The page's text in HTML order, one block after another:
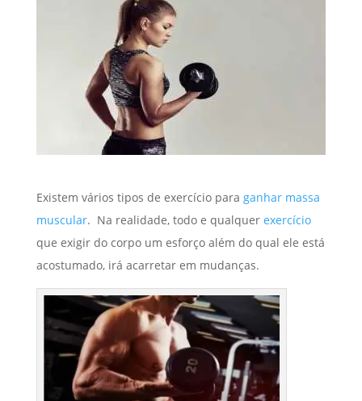
Existem vários tipos de exercício para ganhar massa
muscular. Na realidade, todo e qualquer exercício
que exigir do corpo um esforço além do qual ele está
acostumado, irá acarretar em mudanças.